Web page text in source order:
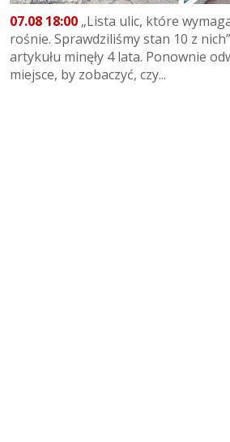
07.08 18:00 „Lista ulic, które
rośnie. Sprawdziliśmy stan 10 z
artykułu minęły 4 lata. Ponownie
miejsce, by zobaczyć, czy...